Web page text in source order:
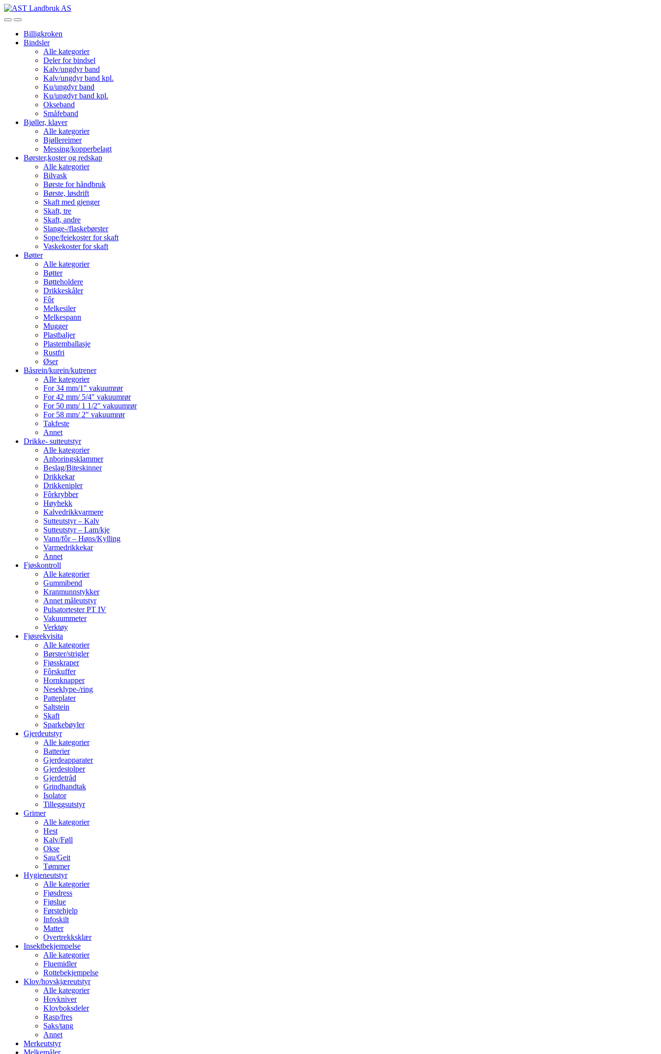
Skip
to
Skip
to
OpenClose
Billigkroken
Bindsler
Alle kategorier
Deler for bindsel
Kalv/ungdyr band
Kalv/ungdyr band kpl.
Ku/ungdyr band
Ku/ungdyr band kpl.
Okseband
Småfeband
Bjøller, klaver
Alle kategorier
Bjøllereimer
Messing/kopperbelagt
Børster,koster og redskap
Alle kategorier
Bilvask
Børste for håndbruk
Børste, løsdrift
Skaft med gjenger
Skaft, tre
Skaft, andre
Slange-/flaskebørster
Sope/feiekoster for skaft
Vaskekoster for skaft
Bøtter
Alle kategorier
Bøtter
Bøtteholdere
Drikkeskåler
Fôr
Melkesiler
Melkespann
Mugger
Plastbaljer
Plastemballasje
Rustfri
Øser
Båsrein/kurein/kutrener
Alle kategorier
For 34 mm/1″ vakuumrør
For 42 mm/ 5/4″ vakuumrør
For 50 mm/ 1 1/2″ vakuumrør
For 58 mm/ 2″ vakuumrør
Takfeste
Annet
Drikke- sutteutstyr
Alle kategorier
Anboringsklammer
Beslag/Biteskinner
Drikkekar
Drikkenipler
Fôrkrybber
Høyhekk
Kalvedrikkvarmere
Sutteutstyr – Kalv
Sutteutstyr – Lam/kje
Vann/fôr – Høns/Kylling
Varmedrikkekar
Annet
Fjøskontroll
Alle kategorier
Gummibend
Kranmunnstykker
Annet måleutstyr
Pulsatortester PT IV
Vakuummeter
Verktøy
Fjøsrekvisita
Alle kategorier
Børster/strigler
Fjøsskraper
Fôrskuffer
Hornknapper
Neseklype-/ring
Patteplater
Saltstein
Skaft
Sparkebøyler
Gjerdeutstyr
Alle kategorier
Batterier
Gjerdeapparater
Gjerdestolper
Gjerdetråd
Grindhandtak
Isolator
Tilleggsutstyr
Grimer
Alle kategorier
Hest
Kalv/Føll
Okse
Sau/Geit
Tømmer
Hygieneutstyr
Alle kategorier
Fjøsdress
Fjøslue
Førstehjelp
Infoskilt
Matter
Overtrekksklær
Insektbekjempelse
Alle kategorier
Fluemidler
Rottebekjempelse
Klov/hovskjæreutstyr
Alle kategorier
Hovkniver
Klovboksdeler
Rasp/fres
Saks/tang
Annet
Merkeutstyr
Melkemåler